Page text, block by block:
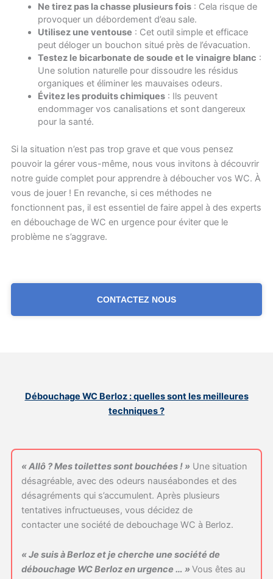
Ne tirez pas la chasse plusieurs fois: Cela risque de
provoquer un débordement d’eau sale.
Utilisez une ventouse : Cet outil simple et efficace
peut déloger un bouchon situé près de l’évacuation.
Testez le bicarbonate de soude et le vinaigre blanc :
Une solution naturelle pour dissoudre les résidus
organiques et éliminer les mauvaises odeurs.
Évitez les produits chimiques: Ils peuvent
endommager vos canalisations et sont dangereux
pour la santé.
Si la situation n’est pas trop grave et que vous pensez
pouvoir la gérer vous-même, nous vous invitons à découvrir
notre guide complet pour apprendre à déboucher vos WC. À
vous de jouer ! En revanche, si ces méthodes ne
fonctionnent pas, il est essentiel de faire appel à des experts
en débouchage de WC en urgence pour éviter que le
problème ne s’aggrave.
CONTACTEZ NOUS
Débouchage WC Berloz : quelles sont les meilleures
techniques ?
« Allô ? Mes toilettes sont bouchées ! » Une situation
désagréable, avec des odeurs nauséabondes et des
désagréments qui s’accumulent. Après plusieurs
tentatives infructueuses, vous décidez de
contacter une société de debouchage WC à Berloz.
« Je suis à Berloz et je cherche une société de
débouchage WC Berloz en urgence … » Vous êtes au